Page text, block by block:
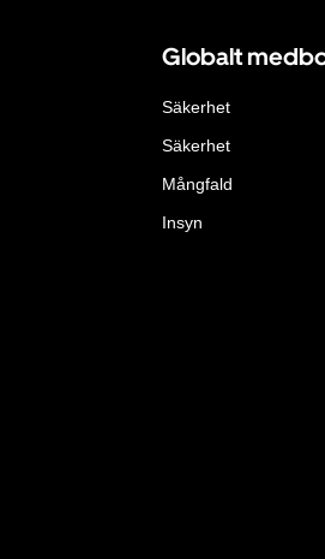
Globalt
Säkerhet
Säkerhet
Mångfald
Insyn